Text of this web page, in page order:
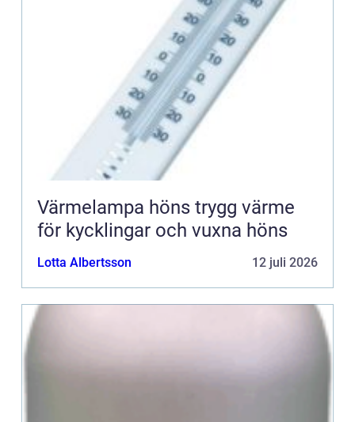
Värmelampa höns trygg värme
för kycklingar och vuxna höns
Lotta Albertsson 12 juli 2026